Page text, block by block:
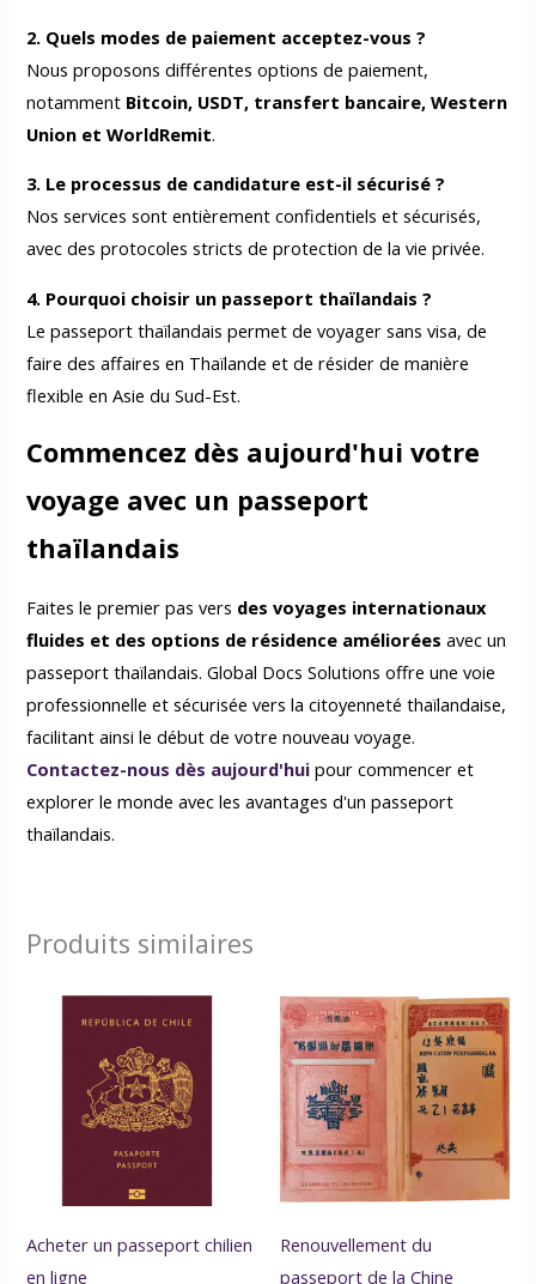
2. Quels modes de paiement acceptez-vous ?
Nous proposons différentes options de paiement,
notamment Bitcoin, USDT, transfert bancaire, Western
Union et WorldRemit.
3. Le processus de candidature est-il sécurisé ?
Nos services sont entièrement confidentiels et sécurisés,
avec des protocoles stricts de protection de la vie privée.
4. Pourquoi choisir un passeport thaïlandais ?
Le passeport thaïlandais permet de voyager sans visa, de
faire des affaires en Thaïlande et de résider de manière
flexible en Asie du Sud-Est.
Commencez dès aujourd'hui votre
voyage avec un passeport
thaïlandais
Faites le premier pas vers des voyages internationaux
fluides et des options de résidence améliorées avec un
passeport thaïlandais. Global Docs Solutions offre une voie
professionnelle et sécurisée vers la citoyenneté thaïlandaise,
facilitant ainsi le début de votre nouveau voyage.
Contactez-nous dès aujourd'hui pour commencer et
explorer le monde avec les avantages d'un passeport
thaïlandais.
Produits similaires
Acheter un passeport chilien
en ligne
Renouvellement du
passeport de la Chine